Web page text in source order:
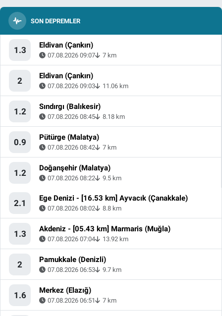
SON DEPREMLER
1.3 Eldivan (Çankırı)
07.08.2026 09:07 7 km
2 Eldivan (Çankırı)
07.08.2026 09:03 11.06 km
1.2 Sındırgı (Balıkesir)
07.08.2026 08:45 8.18 km
0.9 Pütürge (Malatya)
07.08.2026 08:42 7 km
1.2 Doğanşehir (Malatya)
07.08.2026 08:22 9.5 km
2.1 Ege Denizi - [16.53 km] Ayvacık (Çanakkale)
07.08.2026 08:02 8.8 km
1.3 Akdeniz - [05.43 km] Marmaris (Muğla)
07.08.2026 07:04 13.92 km
2 Pamukkale (Denizli)
07.08.2026 06:53 9.7 km
1.6 Merkez (Elazığ)
07.08.2026 06:51 7 km